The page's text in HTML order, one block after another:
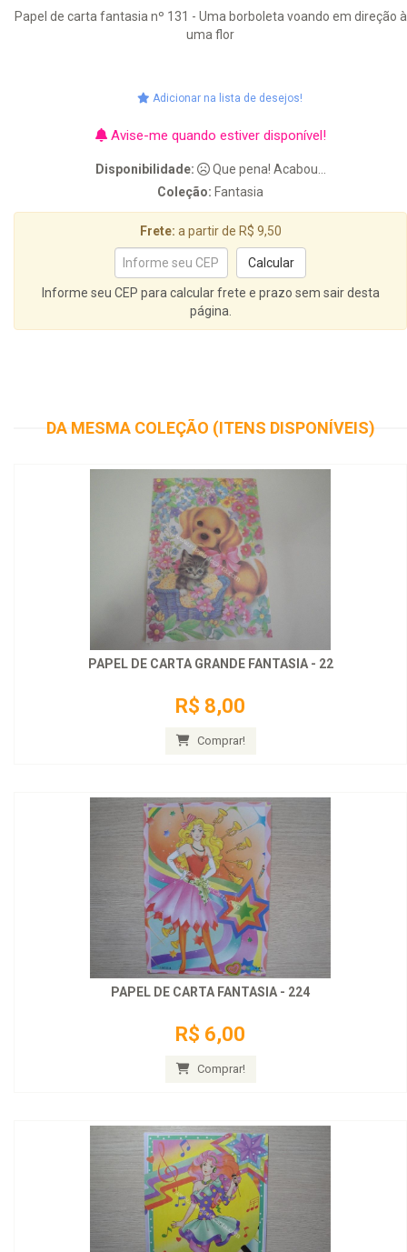
Papel de carta fantasia nº 131 - Uma borboleta voando em direção à
uma flor
Adicionar na lista de desejos!
Avise-me quando estiver disponível!
Disponibilidade:
Que pena! Acabou...
Coleção: Fantasia
Frete: a partir de R$ 9,50
Informe seu CEP para calcular frete e prazo sem sair desta
página.
DA MESMA COLEÇÃO (ITENS DISPONÍVEIS)
PAPEL DE CARTA GRANDE FANTASIA - 22
R$ 8,00
Comprar!
PAPEL DE CARTA FANTASIA - 224
R$ 6,00
Comprar!